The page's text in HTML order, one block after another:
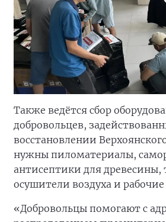
Также ведётся сбор
добровольцев,
восстановлении
нужны пиломатериалы,
антисептики для
осушители воздуха и
«Добровольцы помогают с